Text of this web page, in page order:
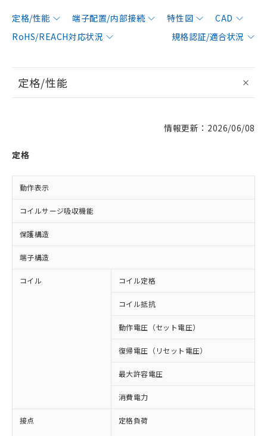
定格/性能 端子配置/内部接続 特性図
CAD
RoHS/REACH対応状況
規格認証/適合状況
定格/性能
情報更新：2026/06/08
定格
動作表示
コイルサージ吸収機能
保護構造
端子構造
コイル コイル定格
コイル抵抗
動作電圧（セット電圧）
復帰電圧（リセット電圧）
最大許容電圧
消費電力
接点 定格負荷